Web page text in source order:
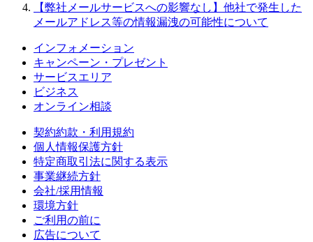
【弊社メールサービスへの影響なし】他社で発生した
メールアドレス等の情報漏洩の可能性について
インフォメーション
キャンペーン・プレゼント
サービスエリア
ビジネス
オンライン相談
契約約款・利用規約
個人情報保護方針
特定商取引法に関する表示
事業継続方針
会社/採用情報
環境方針
ご利用の前に
広告について